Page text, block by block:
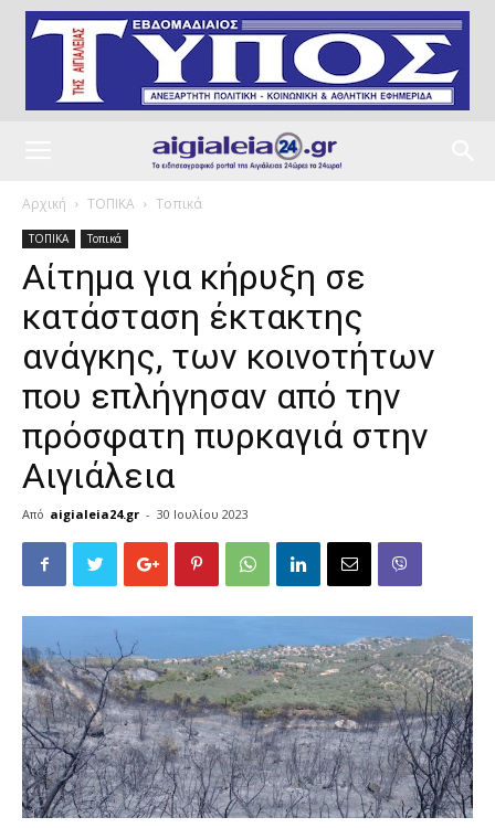
Αρχική ΤΟΠΙΚΑ Τοπικά
ΤΟΠΙΚΑ Τοπικά
Αίτημα για κήρυξη σε
κατάσταση έκτακτης
ανάγκης, των κοινοτήτων
που επλήγησαν από την
πρόσφατη πυρκαγιά στην
Αιγιάλεια
Από aigialeia24.gr - 30 Ιουλίου 2023